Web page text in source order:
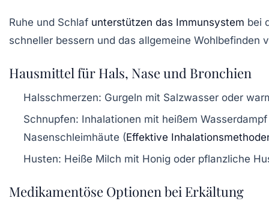
Ruhe und Schlaf unterstützen das Immunsystem bei
schneller bessern und das allgemeine Wohlbefinden
Hausmittel für Hals, Nase und Bronchien
Halsschmerzen: Gurgeln mit Salzwasser oder
Schnupfen: Inhalationen mit heißem
Nasenschleimhäute (Effektive
Husten: Heiße Milch mit Honig oder pflanzliche
Medikamentöse Optionen bei Erkältung